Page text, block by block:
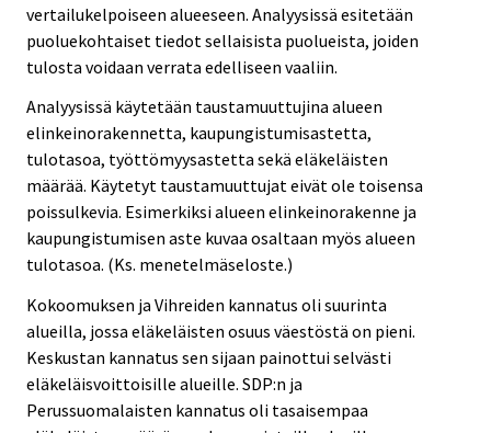
vertailukelpoiseen alueeseen. Analyysissä esitetään
puoluekohtaiset tiedot sellaisista puolueista, joiden
tulosta voidaan verrata edelliseen vaaliin.
Analyysissä käytetään taustamuuttujina alueen
elinkeinorakennetta, kaupungistumisastetta,
tulotasoa, työttömyysastetta sekä eläkeläisten
määrää. Käytetyt taustamuuttujat eivät ole toisensa
poissulkevia. Esimerkiksi alueen elinkeinorakenne ja
kaupungistumisen aste kuvaa osaltaan myös alueen
tulotasoa. (Ks. menetelmäseloste.)
Kokoomuksen ja Vihreiden kannatus oli suurinta
alueilla, jossa eläkeläisten osuus väestöstä on pieni.
Keskustan kannatus sen sijaan painottui selvästi
eläkeläisvoittoisille alueille. SDP:n ja
Perussuomalaisten kannatus oli tasaisempaa